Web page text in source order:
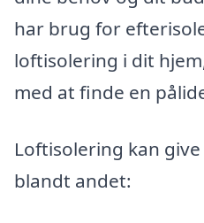
har brug for
loftisolering i dit
med at finde en
Loftisolering kan
blandt andet: